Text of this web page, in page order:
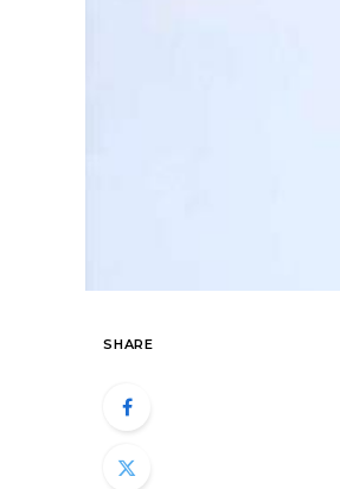
SHARE